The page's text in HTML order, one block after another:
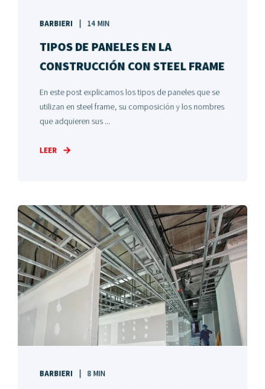
BARBIERI 14 MIN
TIPOS DE PANELES EN LA
CONSTRUCCIÓN CON STEEL FRAME
En este post explicamos los tipos de paneles que se
utilizan en steel frame, su composición y los nombres
que adquieren sus ...
LEER
BARBIERI 8 MIN